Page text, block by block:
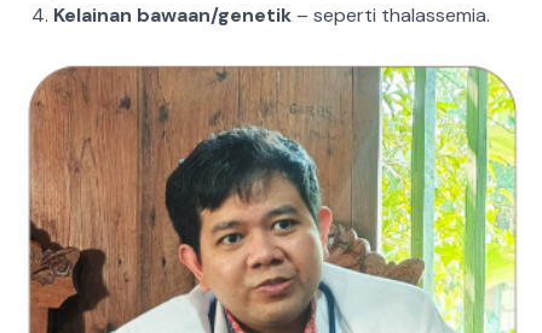
Kelainan bawaan/genetik – seperti thalassemia.